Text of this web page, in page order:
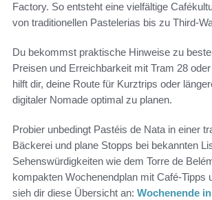
Factory. So entsteht eine vielfältige
von traditionellen Pastelerias bis zu Third-
Du bekommst praktische Hinweise zu
Preisen und Erreichbarkeit mit Tram 28
hilft dir, deine Route für Kurztrips oder
digitaler Nomade optimal zu planen.
Probier unbedingt Pastéis de Nata in einer
Bäckerei und plane Stopps bei bekannten
Sehenswürdigkeiten wie dem Torre de
kompakten Wochenendplan mit Café-Tipps
sieh dir diese Übersicht an: Wochenende